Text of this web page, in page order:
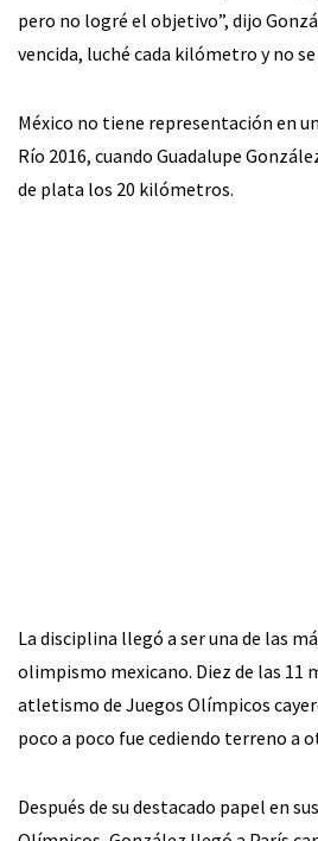
pero no logré el objetivo”, dijo
vencida, luché cada kilómetro y no se
México no tiene representación en
Río 2016, cuando Guadalupe
de plata los 20 kilómetros.
La disciplina llegó a ser una de las
olimpismo mexicano. Diez de las 11
atletismo de Juegos Olímpicos
poco a poco fue cediendo terreno a
Después de su destacado papel en